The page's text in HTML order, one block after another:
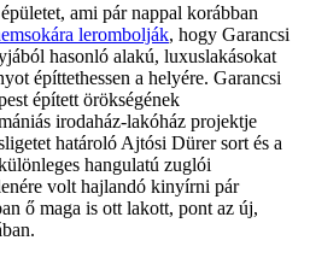
ami pár nappal korábban
lerombolják, hogy Garancsi
hasonló alakú, luxuslakásokat
építtethessen a helyére. Garancsi
épített örökségének
irodaház-lakóház projektje
határoló Ajtósi Dürer sort és a
hangulatú zuglói
volt hajlandó kinyírni pár
ő maga is ott lakott, pont az új,